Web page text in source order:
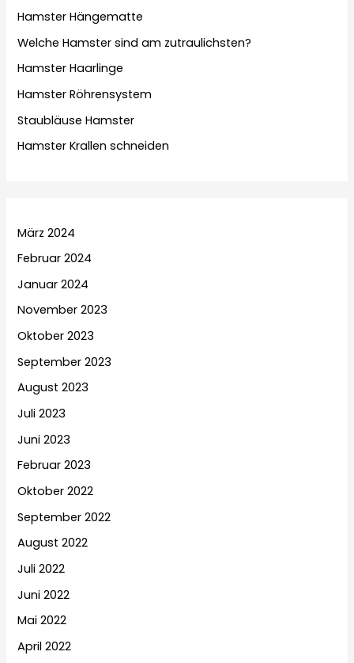
Hamster Hängematte
Welche Hamster sind am zutraulichsten?
Hamster Haarlinge
Hamster Röhrensystem
Staubläuse Hamster
Hamster Krallen schneiden
März 2024
Februar 2024
Januar 2024
November 2023
Oktober 2023
September 2023
August 2023
Juli 2023
Juni 2023
Februar 2023
Oktober 2022
September 2022
August 2022
Juli 2022
Juni 2022
Mai 2022
April 2022